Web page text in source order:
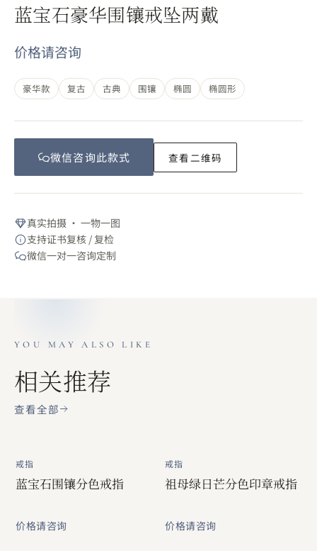
蓝宝石豪华围镶戒坠两戴
价格请咨询
豪华款 复古 古典 围镶 椭圆 椭圆形
微信咨询此款式 查看二维码
真实拍摄 · 一物一图
支持证书复核 / 复检
微信一对一咨询定制
YOU MAY ALSO LIKE
相关推荐
查看全部
戒指
蓝宝石围镶分色戒指
价格请咨询
戒指
祖母绿日芒分色印章戒指
价格请咨询